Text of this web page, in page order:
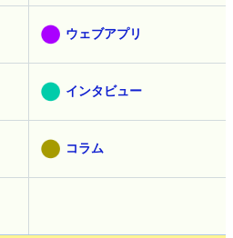
ウェブアプリ
インタビュー
コラム